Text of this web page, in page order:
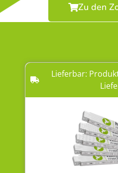
Zu den
Lieferbar: